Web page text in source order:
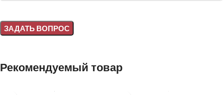
Рекомендуемый товар